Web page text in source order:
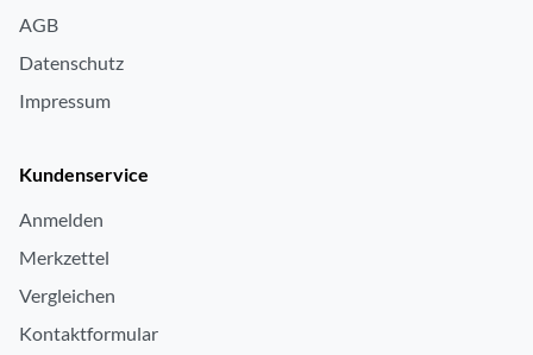
AGB
Datenschutz
Impressum
Kundenservice
Anmelden
Merkzettel
Vergleichen
Kontaktformular